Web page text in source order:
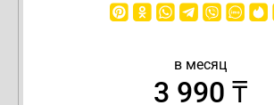
в месяц
3 990 ₸